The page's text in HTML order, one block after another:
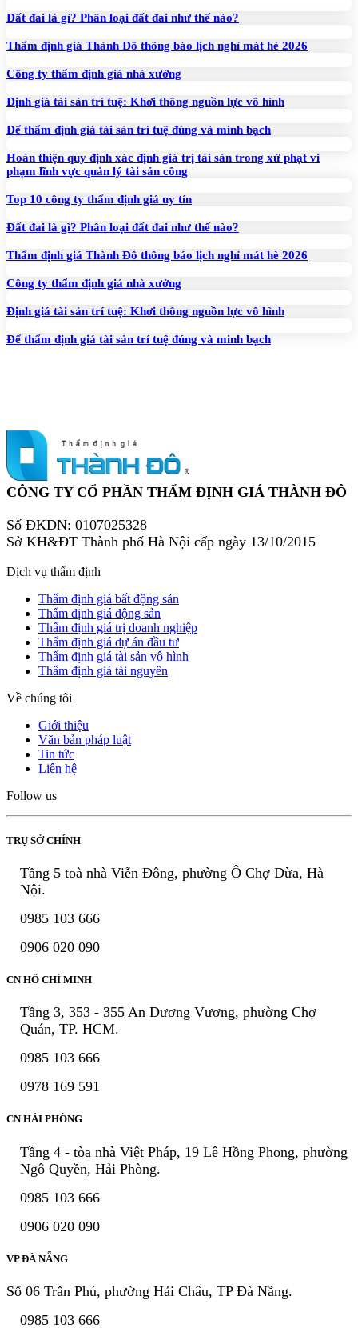
Đất đai là gì? Phân loại đất đai như thế nào?
Thẩm định giá Thành Đô thông báo lịch nghỉ mát hè 2026
Công ty thẩm định giá nhà xưởng
Định giá tài sản trí tuệ: Khơi thông nguồn lực vô hình
Để thẩm định giá tài sản trí tuệ đúng và minh bạch
Hoàn thiện quy định xác định giá trị tài sản trong xử phạt vi
phạm lĩnh vực quản lý tài sản công
Top 10 công ty thẩm định giá uy tín
Đất đai là gì? Phân loại đất đai như thế nào?
Thẩm định giá Thành Đô thông báo lịch nghỉ mát hè 2026
Công ty thẩm định giá nhà xưởng
Định giá tài sản trí tuệ: Khơi thông nguồn lực vô hình
Để thẩm định giá tài sản trí tuệ đúng và minh bạch
CÔNG TY CỔ PHẦN THẨM ĐỊNH GIÁ THÀNH ĐÔ
Số ĐKDN: 0107025328
Sở KH&ĐT Thành phố Hà Nội cấp ngày 13/10/2015
Dịch vụ thẩm định
Thẩm định giá bất động sản
Thẩm định giá động sản
Thẩm định giá trị doanh nghiệp
Thẩm định giá dự án đầu tư
Thẩm định giá tài sản vô hình
Thẩm định giá tài nguyên
Về chúng tôi
Giới thiệu
Văn bản pháp luật
Tin tức
Liên hệ
Follow us
TRỤ SỞ CHÍNH
Tầng 5 toà nhà Viễn Đông, phường Ô Chợ Dừa, Hà
Nội.
0985 103 666
0906 020 090
CN HỒ CHÍ MINH
Tầng 3, 353 - 355 An Dương Vương, phường Chợ
Quán, TP. HCM.
0985 103 666
0978 169 591
CN HẢI PHÒNG
Tầng 4 - tòa nhà Việt Pháp, 19 Lê Hồng Phong, phường
Ngô Quyền, Hải Phòng.
0985 103 666
0906 020 090
VP ĐÀ NẴNG
Số 06 Trần Phú, phường Hải Châu, TP Đà Nẵng.
0985 103 666